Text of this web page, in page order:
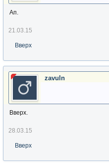
Ап.
21.03.15
Вверх
zavuln
Вверх.
28.03.15
Вверх